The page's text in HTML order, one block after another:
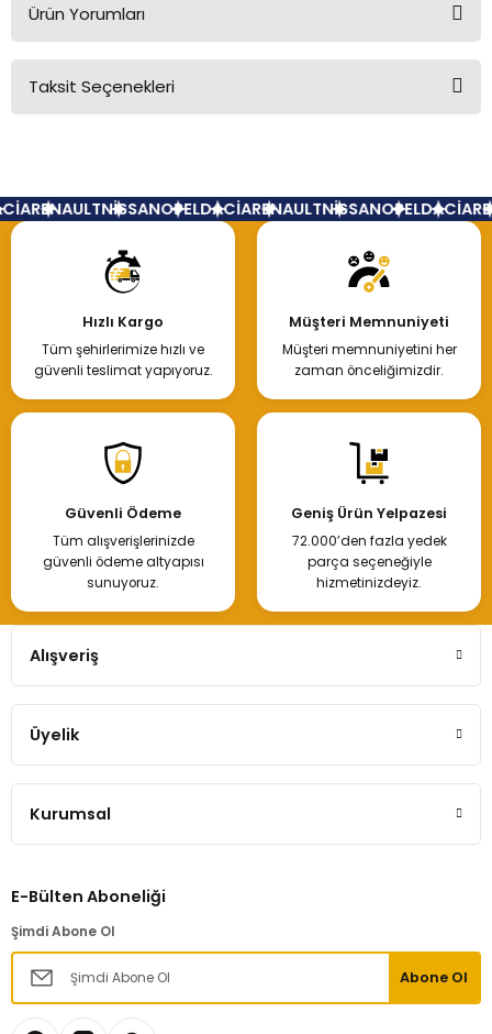
Ürün Yorumları
Bu ürüne ilk yorumu siz yapın!
Taksit Seçenekleri
RENAULTNİSSANOPELDACİARENAULTNİSSANOPELDACİA
Hızlı Kargo
Tüm şehirlerimize hızlı ve
güvenli teslimat yapıyoruz.
Müşteri Memnuniyeti
Müşteri memnuniyetini her
zaman önceliğimizdir.
Güvenli Ödeme
Tüm alışverişlerinizde
güvenli ödeme altyapısı
sunuyoruz.
Geniş Ürün Yelpazesi
72.000’den fazla yedek
parça seçeneğiyle
hizmetinizdeyiz.
Alışveriş
Üyelik
Kurumsal
E-Bülten Aboneliği
Şimdi Abone Ol
Abone Ol